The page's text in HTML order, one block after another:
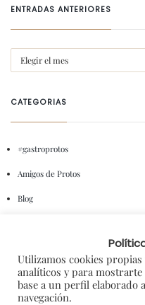
ENTRADAS ANTERIORES
CATEGORIAS
#gastroprotos
Amigos de Protos
Blog
En portada
General
Utilizamos cookies
analíticos y para
base a un perfil elaborado
navegación.